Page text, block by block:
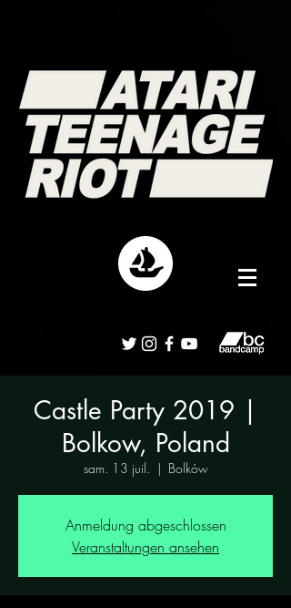
Castle Party 2019 |
Bolkow, Poland
sam. 13 juil.
  |
Bolków
Anmeldung abgeschlossen
Veranstaltungen ansehen